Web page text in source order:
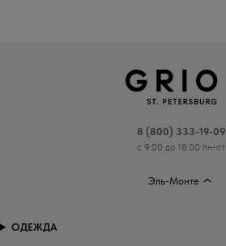
8 (800) 333-19-09
с 9:00 до 18:00 пн-пт
Эль-Монте
ОДЕЖДА